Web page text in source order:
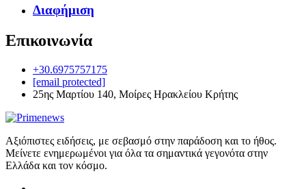
Διαφήμιση
Επικοινωνία
+30.6975757175
[email protected]
25ης Μαρτίου 140, Μοίρες Ηρακλείου Κρήτης
Αξιόπιστες ειδήσεις, με σεβασμό στην παράδοση και το ήθος.
Μείνετε ενημερωμένοι για όλα τα σημαντικά γεγονότα στην
Ελλάδα και τον κόσμο.